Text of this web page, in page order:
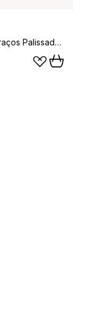
Cadeira com apoios de braços Palissade, Sky grey